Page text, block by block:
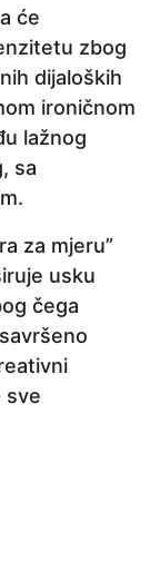
će
zbog
dijaloških
ironičnom
lažnog
sa
za mjeru”
usku
čega
sve